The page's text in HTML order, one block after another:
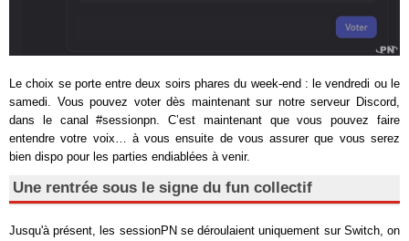
Le choix se porte entre deux soirs phares du week-end : le vendredi ou le
samedi. Vous pouvez voter dès maintenant sur notre serveur Discord,
dans le canal#sessionpn. C’est maintenant que vous pouvez faire
entendre votre voix… à vous ensuite de vous assurer que vous serez
bien dispo pour les parties endiablées à venir.
Une rentrée sous le signe du fun collectif
Jusqu'à présent, les sessionPN se déroulaient uniquement sur Switch, on